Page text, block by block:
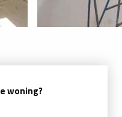
woning?